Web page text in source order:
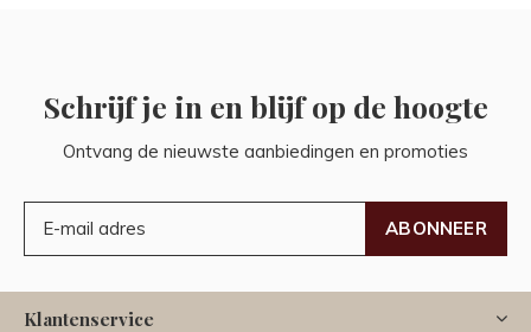
Schrijf je in en blijf op de hoogte
Ontvang de nieuwste aanbiedingen en promoties
ABONNEER
Klantenservice